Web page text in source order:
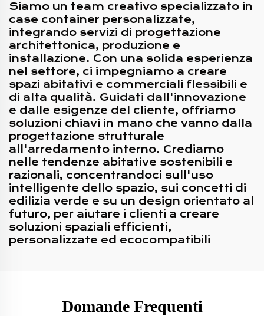
Siamo un team creativo specializzato in
case container personalizzate,
integrando servizi di progettazione
architettonica, produzione e
installazione. Con una solida esperienza
nel settore, ci impegniamo a creare
spazi abitativi e commerciali flessibili e
di alta qualità. Guidati dall'innovazione
e dalle esigenze del cliente, offriamo
soluzioni chiavi in mano che vanno dalla
progettazione strutturale
all'arredamento interno. Crediamo
nelle tendenze abitative sostenibili e
razionali, concentrandoci sull'uso
intelligente dello spazio, sui concetti di
edilizia verde e su un design orientato al
futuro, per aiutare i clienti a creare
soluzioni spaziali efficienti,
personalizzate ed ecocompatibili
Domande Frequenti